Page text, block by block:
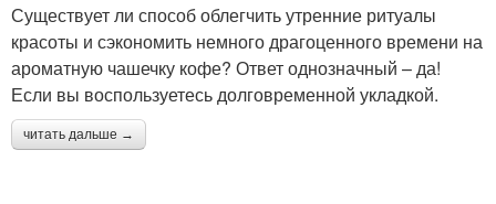
Существует ли способ облегчить утренние ритуалы
красоты и сэкономить немного драгоценного времени на
ароматную чашечку кофе? Ответ однозначный – да!
Если вы воспользуетесь долговременной укладкой.
читать дальше →